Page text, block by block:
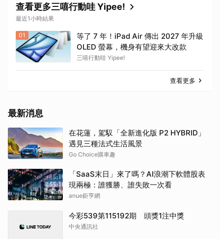
查看更多三嘻行動哇 Yipee!
最近1小時結果
01
等了 7 年！iPad Air 傳出 2027 年升級
OLED 螢幕，機身有望迎來大改款
三嘻行動哇 Yipee!
查看更多
最新消息
在花蓮，駕馭「全新進化版 P2 HYBRID」
遇見三種法式生活風景
Go Choice購車趣
「SaaS末日」來了嗎？AI浪潮下軟體股表
現兩極：誰獲勝、誰失敗一次看
anue鉅亨網
今彩539第115192期 頭獎1注中獎
中央通訊社